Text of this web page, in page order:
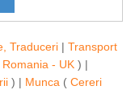
Traduceri | Transport
Romania - UK ) |
) | Munca ( Cereri